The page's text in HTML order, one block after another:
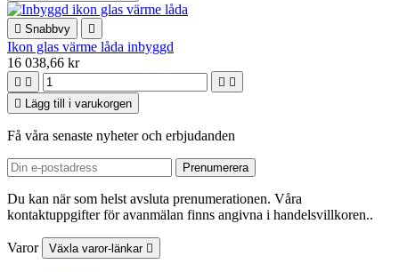
 Snabbvy 
Ikon glas värme låda inbyggd
16 038,66 kr
   
 Lägg till i varukorgen
Få våra senaste nyheter och erbjudanden
Du kan när som helst avsluta prenumerationen. Våra
kontaktuppgifter för avanmälan finns angivna i handelsvillkoren..
Varor Växla varor-länkar 